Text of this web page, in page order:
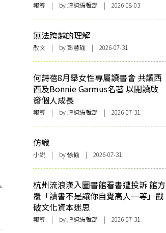
報導 | by 虛詞編輯部 | 2026-08-03
無法跨越的理解
散文 | by 彭慧瑜 | 2026-07-31
何詩蓓8月舉女性專屬讀書會 共讀西
西及Bonnie Garmus名著 以閱讀啟
發個人成長
報導 | by 虛詞編輯部 | 2026-07-31
仿織
小說 | by 悇愉 | 2026-07-31
杭州流浪漢入圖書館看書遭投訴 館方
覆「讀書不是讓你自覺高人一等」戳
破文化資本迷思
報導 | by 虛詞編輯部 | 2026-07-31